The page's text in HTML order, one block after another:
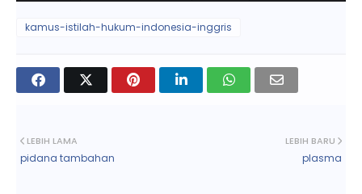
kamus-istilah-hukum-indonesia-inggris
LEBIH BARU
plasma
LEBIH LAMA
pidana tambahan